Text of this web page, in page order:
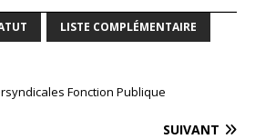
LISTE COMPLÉMENTAIRE
Fonction Publique
SUIVANT